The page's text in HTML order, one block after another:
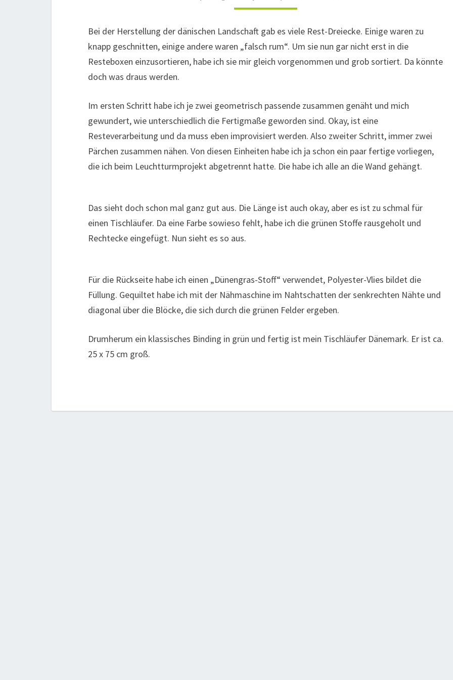
Bei der Herstellung der dänischen Landschaft gab es viele Rest-Dreiecke. Einige waren zu
knapp geschnitten, einige andere waren „falsch rum“. Um sie nun gar nicht erst in die
Resteboxen einzusortieren, habe ich sie mir gleich vorgenommen und grob sortiert. Da könnte
doch was draus werden.
Im ersten Schritt habe ich je zwei geometrisch passende zusammen genäht und mich
gewundert, wie unterschiedlich die Fertigmaße geworden sind. Okay, ist eine
Resteverarbeitung und da muss eben improvisiert werden. Also zweiter Schritt, immer zwei
Pärchen zusammen nähen. Von diesen Einheiten habe ich ja schon ein paar fertige vorliegen,
die ich beim Leuchtturmprojekt abgetrennt hatte. Die habe ich alle an die Wand gehängt.
Das sieht doch schon mal ganz gut aus. Die Länge ist auch okay, aber es ist zu schmal für
einen Tischläufer. Da eine Farbe sowieso fehlt, habe ich die grünen Stoffe rausgeholt und
Rechtecke eingefügt. Nun sieht es so aus.
Für die Rückseite habe ich einen „Dünengras-Stoff“ verwendet, Polyester-Vlies bildet die
Füllung. Gequiltet habe ich mit der Nähmaschine im Nahtschatten der senkrechten Nähte und
diagonal über die Blöcke, die sich durch die grünen Felder ergeben.
Drumherum ein klassisches Binding in grün und fertig ist mein Tischläufer Dänemark. Er ist ca.
25 x 75 cm groß.